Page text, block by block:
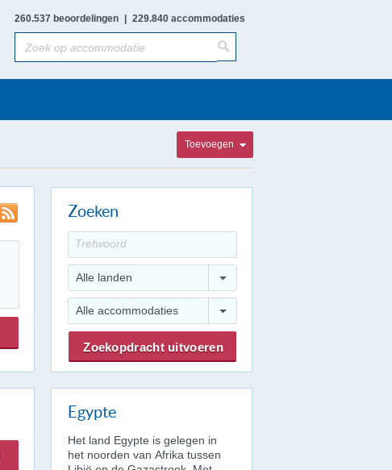
260.537 beoordelingen 229.840 accommodaties
Toevoegen
Zoeken
Alle landen
Alle accommodaties
Egypte
Het land Egypte is gelegen in
het noorden van Afrika tussen